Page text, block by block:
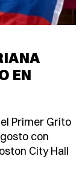
EN
Primer Grito
con
City Hall